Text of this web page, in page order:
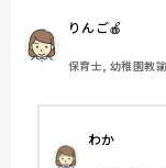
うちの園では、各
報・午睡管理・メ
り入れています。
試行錯誤しています
がありましたら教
りんご🍎
保育士, 幼稚園教
わか